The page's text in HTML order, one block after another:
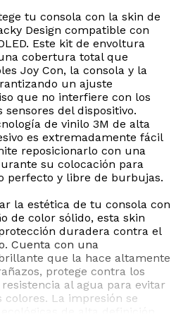
tu consola con la skin de
Design compatible con
Este kit de envoltura
cobertura total que
Joy Con, la consola y la
un ajuste
que no interfiere con los
sensores del dispositivo.
de vinilo 3M de alta
es extremadamente fácil
reposicionarlo con una
su colocación para
perfecto y libre de burbujas.
la estética de tu consola con
de color sólido, esta skin
duradera contra el
Cuenta con una
que la hace altamente
protege contra los
resistencia al agua para evitar
colores. La impresión se